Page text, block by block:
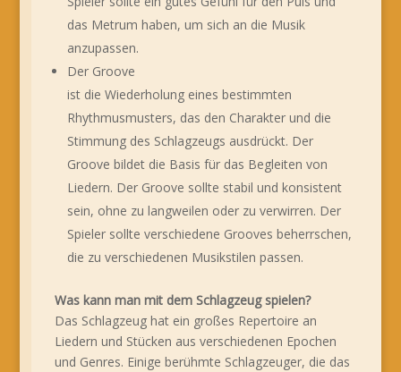
das Metrum haben, um sich an die Musik
anzupassen.
Der Groove
ist die Wiederholung eines bestimmten
Rhythmusmusters, das den Charakter und die
Stimmung des Schlagzeugs ausdrückt. Der
Groove bildet die Basis für das Begleiten von
Liedern. Der Groove sollte stabil und konsistent
sein, ohne zu langweilen oder zu verwirren. Der
Spieler sollte verschiedene Grooves beherrschen,
die zu verschiedenen Musikstilen passen.
Was kann man mit dem Schlagzeug spielen?
Das Schlagzeug hat ein großes Repertoire an
Liedern und Stücken aus verschiedenen Epochen
und Genres. Einige berühmte Schlagzeuger, die das